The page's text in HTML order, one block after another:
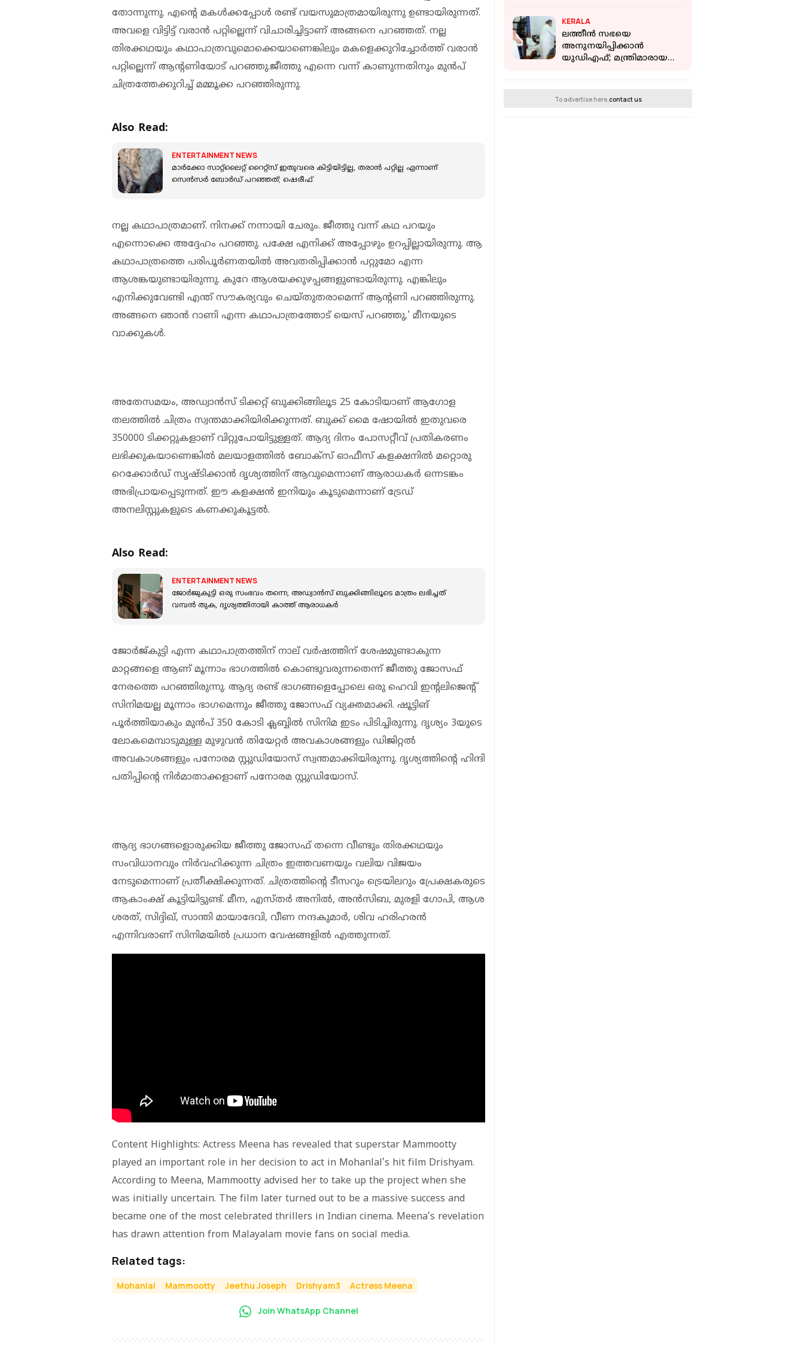
തോന്നുന്നു. എന്റെ മകൾക്കപ്പോൾ രണ്ട് വയസുമാത്രമായിരുന്നു ഉണ്ടായിരുന്നത്.
അവളെ വിട്ടിട്ട് വരാൻ പറ്റില്ലെന്ന് വിചാരിച്ചിട്ടാണ് അങ്ങനെ പറഞ്ഞത്. നല്ല
തിരക്കഥയും കഥാപാത്രവുമൊക്കെയാണെങ്കിലും മകളെക്കുറിച്ചോർത്ത് വരാൻ
പറ്റില്ലെന്ന് ആന്റണിയോട് പറ‍ഞ്ഞു.ജീത്തു എന്നെ വന്ന് കാണുന്നതിനും മുൻപ്
ചിത്രത്തേക്കുറിച്ച് മമ്മൂക്ക പറഞ്ഞിരുന്നു.
Also Read:
ENTERTAINMENT NEWS
മാർക്കോ സാറ്റ്ലൈറ്റ് റൈറ്റ്സ് ഇതുവരെ കിട്ടിയിട്ടില്ല, തരാൻ പറ്റില്ല എന്നാണ്
സെൻസർ ബോർഡ് പറഞ്ഞത്; ഷെരീഫ്
നല്ല കഥാപാത്രമാണ്. നിനക്ക് നന്നായി ചേരും. ജീത്തു വന്ന് കഥ പറയും
എന്നൊക്കെ അദ്ദേഹം പറഞ്ഞു. പക്ഷേ എനിക്ക് അപ്പോഴും ഉറപ്പില്ലായിരുന്നു. ആ
കഥാപാത്രത്തെ പരിപൂർണതയിൽ അവതരിപ്പിക്കാൻ പറ്റുമോ എന്ന
ആശങ്കയുണ്ടായിരുന്നു. കുറേ ആശയക്കുഴപ്പങ്ങളുണ്ടായിരുന്നു. എങ്കിലും
എനിക്കുവേണ്ടി എന്ത് സൗകര്യവും ചെയ്തുതരാമെന്ന് ആന്റണി പറഞ്ഞിരുന്നു.
അങ്ങനെ ‍ഞാൻ റാണി എന്ന കഥാപാത്രത്തോട് യെസ് പറഞ്ഞു,' മീനയുടെ
വാക്കുകൾ.
അതേസമയം, അഡ്വാൻസ് ടിക്കറ്റ് ബുക്കിങ്ങിലൂട 25 കോടിയാണ് ആഗോള
തലത്തിൽ ചിത്രം സ്വന്തമാക്കിയിരിക്കുന്നത്. ബുക്ക് മൈ ഷോയിൽ ഇതുവരെ
350000 ടിക്കറ്റുകളാണ് വിറ്റുപോയിട്ടുള്ളത്. ആദ്യ ദിനം പോസറ്റീവ് പ്രതികരണം
ലഭിക്കുകയാണെങ്കിൽ മലയാളത്തിൽ ബോക്സ് ഓഫീസ് കളക്ഷനിൽ മറ്റൊരു
റെക്കോർഡ് സൃഷ്ടിക്കാൻ ദൃശ്യത്തിന് ആവുമെന്നാണ് ആരാധകർ ഒന്നടങ്കം
അഭിപ്രായപ്പെടുന്നത്. ഈ കളക്ഷൻ ഇനിയും കൂടുമെന്നാണ് ട്രേഡ്
അനലിസ്റ്റുകളുടെ കണക്കുകൂട്ടൽ.
Also Read:
ENTERTAINMENT NEWS
ജോർജുകുട്ടി ഒരു സംഭവം തന്നെ, അഡ്വാൻസ് ബുക്കിങ്ങിലൂടെ മാത്രം ലഭിച്ചത്
വമ്പൻ തുക, ദൃശ്യത്തിനായി കാത്ത് ആരാധകർ
ജോര്‍ജ്കുട്ടി എന്ന കഥാപാത്രത്തിന് നാല് വര്‍ഷത്തിന് ശേഷമുണ്ടാകുന്ന
മാറ്റങ്ങളെ ആണ് മൂന്നാം ഭാഗത്തില്‍ കൊണ്ടുവരുന്നതെന്ന് ജീത്തു ജോസഫ്
നേരത്തെ പറഞ്ഞിരുന്നു. ആദ്യ രണ്ട് ഭാഗങ്ങളെപ്പോലെ ഒരു ഹെവി ഇന്റലിജെന്റ്
സിനിമയല്ല മൂന്നാം ഭാഗമെന്നും ജീത്തു ജോസഫ് വ്യക്തമാക്കി. ഷൂട്ടിങ്
പൂര്‍ത്തിയാകും മുന്‍പ് 350 കോടി ക്ലബ്ബില്‍ സിനിമ ഇടം പിടിച്ചിരുന്നു. ദൃശ്യം 3യുടെ
ലോകമെമ്പാടുമുള്ള മുഴുവന്‍ തിയേറ്റര്‍ അവകാശങ്ങളും ഡിജിറ്റല്‍
അവകാശങ്ങളും പനോരമ സ്റ്റുഡിയോസ് സ്വന്തമാക്കിയിരുന്നു. ദൃശ്യത്തിന്റെ ഹിന്ദി
പതിപ്പിന്റെ നിര്‍മാതാക്കളാണ് പനോരമ സ്റ്റുഡിയോസ്.
ആദ്യ ഭാഗങ്ങളൊരുക്കിയ ജീത്തു ജോസഫ് തന്നെ വീണ്ടും തിരക്കഥയും
സംവിധാനവും നിർവഹിക്കുന്ന ചിത്രം ഇത്തവണയും വലിയ വിജയം
നേടുമെന്നാണ് പ്രതീക്ഷിക്കുന്നത്. ചിത്രത്തിന്റെ ടീസറും ട്രെയിലറും പ്രേക്ഷകരുടെ
ആകാംക്ഷ് കൂട്ടിയിട്ടുണ്ട്. മീന, എസ്തർ അനിൽ, അൻസിബ, മുരളി ഗോപി, ആശ
ശരത്, സിദ്ദിഖ്, സാന്തി മായാദേവി, വീണ നന്ദകുമാർ, ശിവ ഹരിഹരൻ
എന്നിവരാണ് സിനിമയിൽ പ്രധാന വേഷങ്ങളിൽ എത്തുന്നത്.
Content Highlights: Actress Meena has revealed that superstar Mammootty
played an important role in her decision to act in Mohanlal’s hit film Drishyam.
According to Meena, Mammootty advised her to take up the project when she
was initially uncertain. The film later turned out to be a massive success and
became one of the most celebrated thrillers in Indian cinema. Meena’s revelation
has drawn attention from Malayalam movie fans on social media.
Related tags:
Mohanlal Mammootty Jeethu Joseph Drishyam3 Actress Meena
Join WhatsApp Channel
KERALA
ലത്തീന്‍ സഭയെ
അനുനയിപ്പിക്കാന്‍
യുഡിഎഫ്; മന്ത്രിമാരായ
To advertise here, contact us